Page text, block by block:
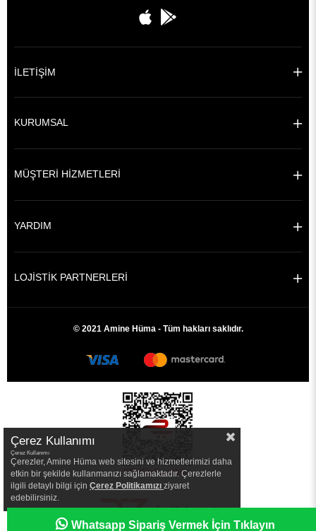
İLETİŞİM
KURUMSAL
MÜŞTERİ HİZMETLERİ
YARDIM
LOJİSTİK PARTNERLERİ
© 2021 Amine Hüma - Tüm hakları saklıdır.
Whatsapp Sipariş Vermek İçin Tıklayın
|
Çerez Kullanımı
Çerez Kullanımı
Çerezler, Amine Hüma web sitesini ve hizmetlerimizi daha
etkin bir şekilde kullanmanızı sağlamaktadır. Çerezlerle
ilgili detaylı bilgi için Çerez Politikamızı ziyaret
edebilirsiniz.